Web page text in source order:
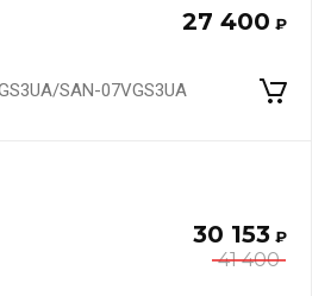
27 400 ₽
SAN-07VGS3UA
41 400
30 153 ₽